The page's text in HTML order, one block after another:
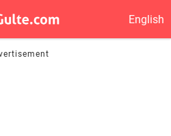
English